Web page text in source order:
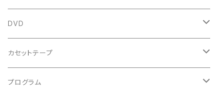
鍵盤用
スコア
古楽以外
トートバッグ
バロック
ルネサンス
DVD
古楽
古楽以外
カセットテープ
古楽
プログラム